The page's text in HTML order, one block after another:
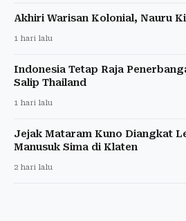
Akhiri Warisan Kolonial, Nauru
1 hari lalu
Indonesia Tetap Raja
Salip Thailand
1 hari lalu
Jejak Mataram Kuno Diangkat
Manusuk Sima di Klaten
2 hari lalu